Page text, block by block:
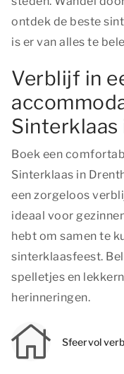
ontdek de beste
is er van alles te
Verblijf in
Sinterklaas
Boek een
Sinterklaas in
een zorgeloos
ideaal voor
hebt om samen te
sinterklaasfeest.
spelletjes en
herinneringen.
Sfeervol